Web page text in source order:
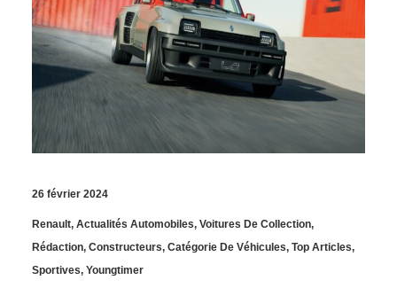
26 février 2024
Renault, Actualités Automobiles, Voitures De Collection,
Rédaction, Constructeurs, Catégorie De Véhicules, Top Articles,
Sportives, Youngtimer